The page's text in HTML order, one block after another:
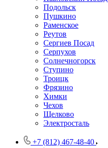
Подольск
Пушкино
Раменское
Реутов
Сергиев Посад
Серпухов
Солнечногорск
Ступино
Троицк
Фрязино
Химки
Чехов
Щелково
Электросталь
+7 (812) 467-48-40